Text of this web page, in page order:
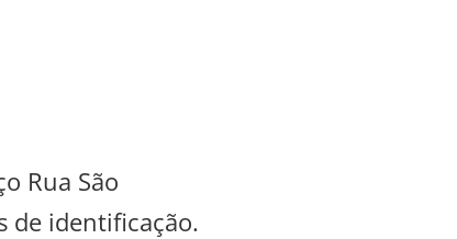
Rua São
de identificação.